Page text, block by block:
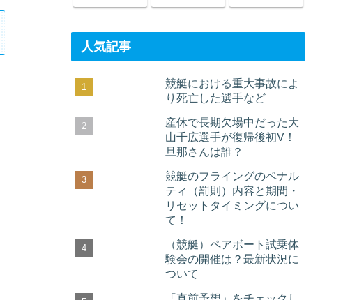
人気記事
競艇における重大事故によ
り死亡した選手など
産休で長期欠場中だった大
山千広選手が復帰後初V！
旦那さんは誰？
競艇のフライングのペナル
ティ（罰則）内容と期間・
リセットタイミングについ
て！
（競艇）ペアボート試乗体
験会の開催は？最新状況に
ついて